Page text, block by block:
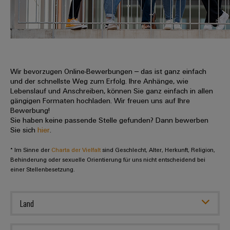
erlebbar
werden.
Datencenter
Produkte
für
Rechenzentren
–
effizient,
zuverlässig,
skalierbar
Energiespeicher
Lösungen
und
Anschlusstechnologie
DC-
u-
OS
Edge
Computing
Industrial
5G
Single
Leiterplattenklemmen
Gehäusesysteme
komponenten
Kabeleinführungssysteme
und
-
komponenten
Anschlussleitungen,
Patchkabel
Fast
Delivery
Beratung
und
digitale
Planung
easyConnect
-
Ihre
uns
Promotionfahrzeug
Distribution
Info
für
unsere
Partner
Vertrieb
Weidmüller
Zahlen
Unser
Vorstand
Nachhaltigkeit
Academy
People
Karriere
Stellen
für
Berufserfahrene
Für
Studierende
Werkstudententätigkeiten
Praktika
Abschlussarbeiten
Wir bevorzugen Online-Bewerbungen – das ist ganz einfach
und der schnellste Weg zum Erfolg. Ihre Anhänge, wie
Lebenslauf und Anschreiben, können Sie ganz einfach in allen
gängigen Formaten hochladen. Wir freuen uns auf Ihre
Bewerbung!
Sie haben keine passende Stelle gefunden? Dann bewerben
Sie sichhier
* Im Sinne der Charta der Vielfalt sind Geschlecht, Alter, Herkunft, Religion,
Behinderung oder sexuelle Orientierung für uns nicht entscheidend bei
einer Stellenbesetzung.
Land